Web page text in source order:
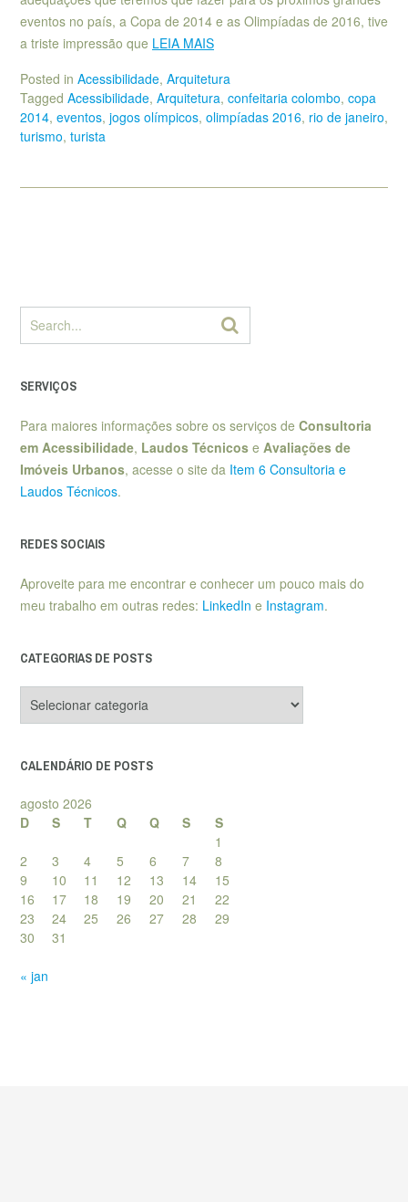
eventos no país, a Copa de 2014 e as Olimpíadas de 2016, tive
a triste impressão que LEIA MAIS
Posted in Acessibilidade, Arquitetura
Tagged Acessibilidade, Arquitetura, confeitaria colombo, copa
2014, eventos, jogos olímpicos, olimpíadas 2016, rio de janeiro,
turismo, turista
SERVIÇOS
Para maiores informações sobre os serviços de Consultoria
em Acessibilidade, Laudos Técnicos e Avaliações de
Imóveis Urbanos, acesse o site da Item 6 Consultoria e
Laudos Técnicos.
REDES SOCIAIS
Aproveite para me encontrar e conhecer um pouco mais do
meu trabalho em outras redes: LinkedIn e Instagram.
CATEGORIAS DE POSTS
de
CALENDÁRIO DE POSTS
agosto 2026
D
S T Q Q S
S
1
2
3 4 5 6 7
8
9
10 11 12 13 14
15
16
17 18 19 20 21
22
23
24 25 26 27 28
29
30
31
« jan